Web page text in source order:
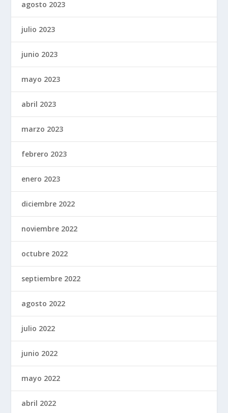
agosto 2023
julio 2023
junio 2023
mayo 2023
abril 2023
marzo 2023
febrero 2023
enero 2023
diciembre 2022
noviembre 2022
octubre 2022
septiembre 2022
agosto 2022
julio 2022
junio 2022
mayo 2022
abril 2022